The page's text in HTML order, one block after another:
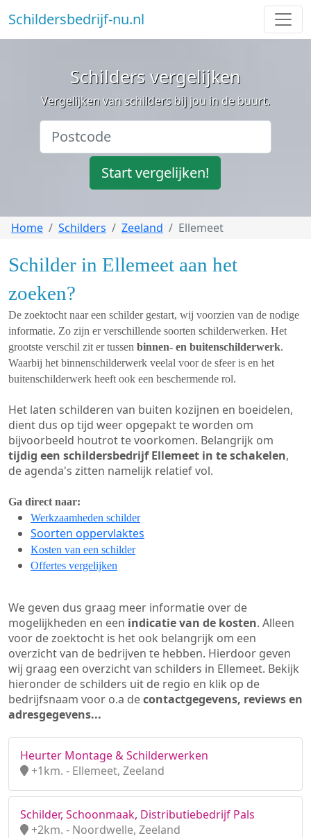
Schildersbedrijf-nu.nl
Schilders vergelijken
Vergelijken van schilders bij jou in de buurt.
Start vergelijken!
Home Schilders Zeeland Ellemeet
Schilder in Ellemeet aan het
zoeken?
De zoektocht naar een schilder gestart, wij voorzien van de nodige
informatie. Zo zijn er verschillende soorten schilderwerken. Het
grootste verschil zit er tussen binnen- en buitenschilderwerk.
Waarbij het binnenschilderwerk veelal voor de sfeer is en het
buitenschilderwerk heeft ook een beschermende rol.
Het laten schilderen van buiten kozijnen en boeidelen,
dient dus op tijd weer opgepakt te worden om
bijvoorbeeld houtrot te voorkomen. Belangrijk om
tijdig een schildersbedrijf Ellemeet in te schakelen,
de agenda's zitten namelijk relatief vol.
Ga direct naar:
Werkzaamheden schilder
Soorten oppervlaktes
Kosten van een schilder
Offertes vergelijken
We geven dus graag meer informatie over de
mogelijkheden en een indicatie van de kosten. Alleen
voor de zoektocht is het ook belangrijk om een
overzicht van de bedrijven te hebben. Hierdoor geven
wij graag een overzicht van schilders in Ellemeet. Bekijk
hieronder de schilders uit de regio en klik op de
bedrijfsnaam voor o.a decontactgegevens, reviews en
adresgegevens...
Heurter Montage & Schilderwerken
+1km. - Ellemeet, Zeeland
Schilder, Schoonmaak, Distributiebedrijf Pals
+2km. - Noordwelle, Zeeland